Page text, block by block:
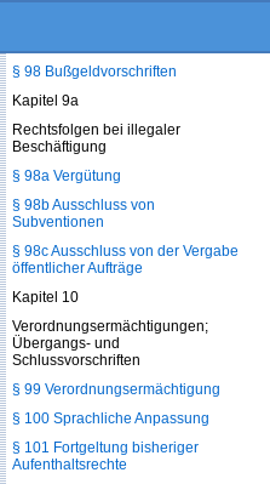
§ 98 Bußgeldvorschriften
Kapitel 9a
Rechtsfolgen bei illegaler
Beschäftigung
§ 98a Vergütung
§ 98b Ausschluss von
Subventionen
§ 98c Ausschluss von der Vergabe
öffentlicher Aufträge
Kapitel 10
Verordnungsermächtigungen;
Übergangs- und
Schlussvorschriften
§ 99 Verordnungsermächtigung
§ 100 Sprachliche Anpassung
§ 101 Fortgeltung bisheriger
Aufenthaltsrechte